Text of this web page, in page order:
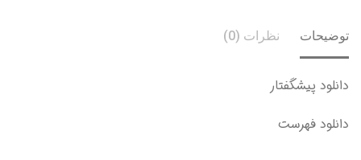
نظرات (0)
پیشگفتار
فهرست